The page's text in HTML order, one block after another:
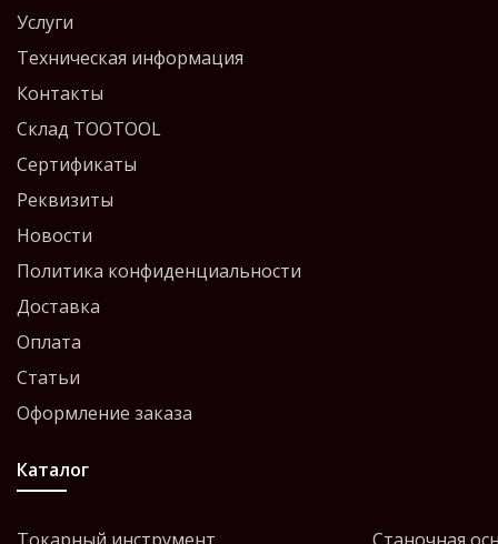
Услуги
Техническая информация
Контакты
Склад TOOTOOL
Сертификаты
Реквизиты
Новости
Политика конфиденциальности
Доставка
Оплата
Статьи
Оформление заказа
Каталог